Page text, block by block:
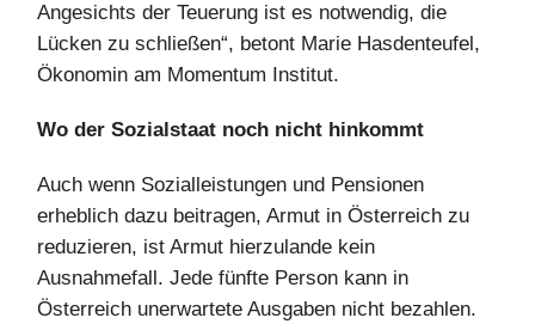
Angesichts der Teuerung ist es notwendig, die
Lücken zu schließen“, betont Marie Hasdenteufel,
Ökonomin am Momentum Institut.
Wo der Sozialstaat noch nicht hinkommt
Auch wenn Sozialleistungen und Pensionen
erheblich dazu beitragen, Armut in Österreich zu
reduzieren, ist Armut hierzulande kein
Ausnahmefall. Jede fünfte Person kann in
Österreich unerwartete Ausgaben nicht bezahlen.